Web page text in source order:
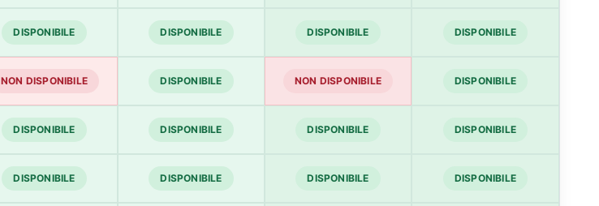
DISPONIBILE DISPONIBILE DISPONIBILE DISPONIBILE
NON DISPONIBILE DISPONIBILE NON DISPONIBILE DISPONIBILE
DISPONIBILE DISPONIBILE DISPONIBILE DISPONIBILE
DISPONIBILE DISPONIBILE DISPONIBILE DISPONIBILE